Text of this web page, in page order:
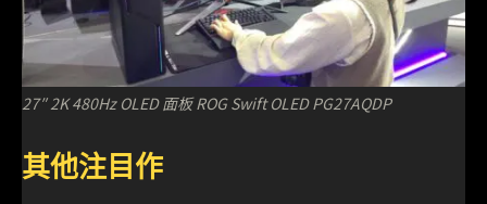
27″ 2K 480Hz OLED 面板 ROG Swift OLED PG27AQDP
其他注目作